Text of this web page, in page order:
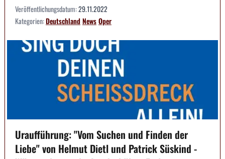
Veröffentlichungsdatum:29.11.2022
Kategorien:DeutschlandNewsOper
Uraufführung: "Vom Suchen und Finden der
Liebe" von Helmut Dietl und Patrick Süskind -